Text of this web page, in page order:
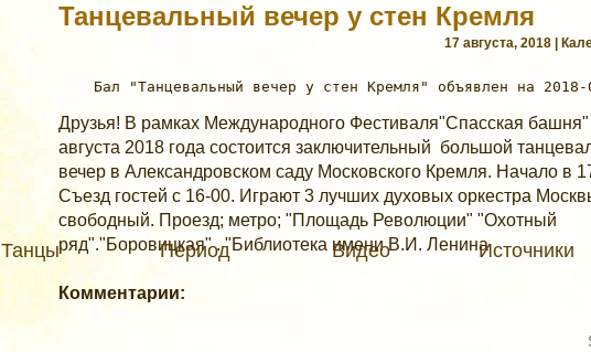
Танцы Период Видео Источники
Танцевальный вечер у стен Кремля
17 августа, 2018 |
Друзья! В рамках Международного Фестиваля"Спасская
августа 2018 года состоится заключительный большой
вечер в Александровском саду Московского Кремля. Начало в
Съезд гостей с 16-00. Играют 3 лучших духовых оркестра
свободный. Проезд; метро; "Площадь Революции" "Охотный
ряд"."Боровицкая" . "Библиотека имени В.И. Ленина
Комментарии: